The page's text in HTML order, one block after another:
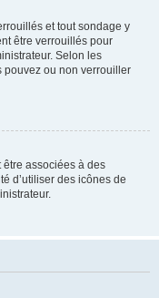
et tout sondage y
être verrouillés pour
Selon les
pouvez ou non verrouiller
associées à des
d’utiliser des icônes de